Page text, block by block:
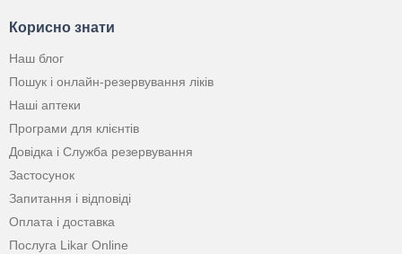
Корисно знати
Наш блог
Пошук і онлайн-резервування ліків
Наші аптеки
Програми для клієнтів
Довідка і Служба резервування
Застосунок
Запитання і відповіді
Оплата і доставка
Послуга Likar Online